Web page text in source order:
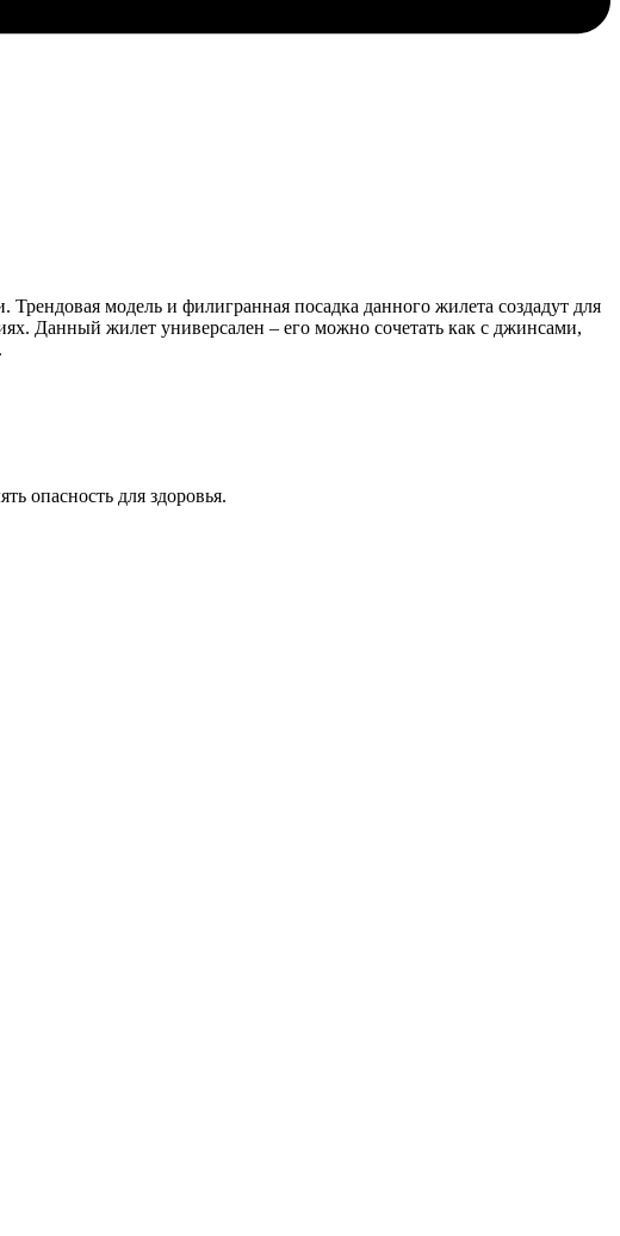
модель и филигранная посадка данного жилета создадут для
Данный жилет универсален – его можно сочетать как с джинсами,
опасность для здоровья.